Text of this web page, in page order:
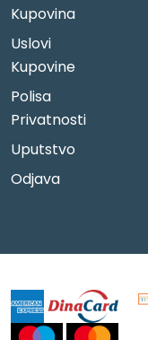
Kupovina
Uslovi
Kupovine
Polisa
Privatnosti
Uputstvo
Odjava